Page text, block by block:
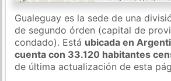
Gualeguay es la sede de una
de segundo órden (capital de
condado). Está ubicada en
cuenta con 33.120 habitantes
de última actualización de esta